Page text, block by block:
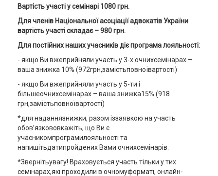
Вартість участі у семінарі 1 080 грн.
Для членів Національної асоціації адвокатів України
вартість участі складає – 980 грн.
Для постійних наших учасників діє програма лояльності:
- якщо Ви вжеприйняли участь у 3-х очнихсемінарах –
ваша знижка 10% (972грн,замістьповноївартості)
- якщо Ви вжеприйняли участь у 5-ти і
більшеочнихсемінарах – ваша знижка15% (918
грн,замістьповноївартості)
*для наданнязнижки, разом іззаявкою на участь
обов’язкововкажіть, що Ви є
учасникомпрограмилояльності та
напишітьдатипройдених Вами очнихсемінарів.
*Звернітьувагу! Враховується участь тільки у тих
семінарах,які проходили в очномуформаті, онлайн-